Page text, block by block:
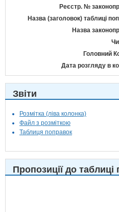
Реєстр. №
Назва (заголовок) таблиці
Назва
Головний
Дата розгляду в
Звіти
Розмітка (ліва колонка)
Файл з розміткою
Таблиця поправок
Пропозиції до таблиці